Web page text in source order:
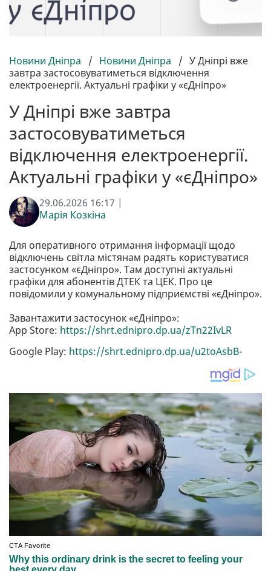
Новини Дніпра / Новини Дніпра / У Дніпрі вже
завтра застосовуватиметься відключення
електроенергії. Актуальні графіки у «єДніпро»
У Дніпрі вже завтра
застосовуватиметься
відключення електроенергії.
Актуальні графіки у «єДніпро»
29.06.2026 16:17 |
Марія Козкіна
Для оперативного отримання інформації щодо
відключень світла містянам радять користуватися
застосунком «єДніпро». Там доступні актуальні
графіки для абонентів ДТЕК та ЦЕК. Про це
повідомили у комунальному підприємстві «єДніпро».
Завантажити застосунок «єДніпро»:
App Store: https://shrt.ednipro.dp.ua/zTn22IvLR
Google Play: https://shrt.ednipro.dp.ua/u2toAsbB-